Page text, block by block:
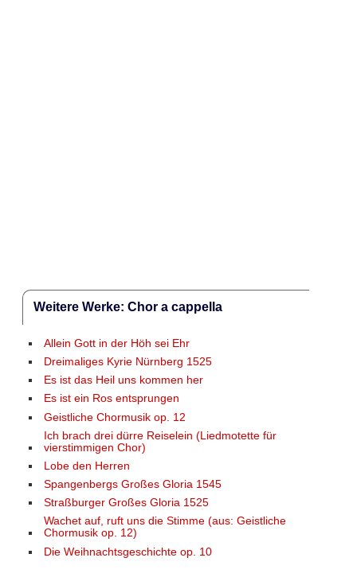
Weitere Werke: Chor a cappella
Allein Gott in der Höh sei Ehr
Dreimaliges Kyrie Nürnberg 1525
Es ist das Heil uns kommen her
Es ist ein Ros entsprungen
Geistliche Chormusik op. 12
Ich brach drei dürre Reiselein (Liedmotette für
vierstimmigen Chor)
Lobe den Herren
Spangenbergs Großes Gloria 1545
Straßburger Großes Gloria 1525
Wachet auf, ruft uns die Stimme (aus: Geistliche
Chormusik op. 12)
Die Weihnachtsgeschichte op. 10